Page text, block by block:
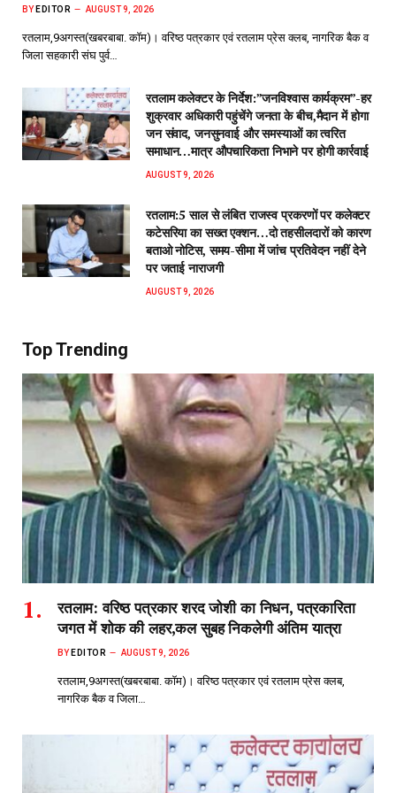
BY EDITOR AUGUST 9, 2026
रतलाम,9अगस्त(खबरबाबा. कॉम)। वरिष्ठ पत्रकार एवं रतलाम प्रेस क्लब, नागरिक बैक व
जिला सहकारी संघ पुर्व…
रतलाम कलेक्टर के निर्देश:”जनविश्वास कार्यक्रम”-हर
शुक्रवार अधिकारी पहुंचेंगे जनता के बीच,मैदान में होगा
जन संवाद, जनसुनवाई और समस्याओं का त्वरित
समाधान…मात्र औपचारिकता निभाने पर होगी कार्रवाई
AUGUST 9, 2026
रतलाम:5 साल से लंबित राजस्व प्रकरणों पर कलेक्टर
कटेसरिया का सख्त एक्शन…दो तहसीलदारों को कारण
बताओ नोटिस, समय-सीमा में जांच प्रतिवेदन नहीं देने
पर जताई नाराजगी
AUGUST 9, 2026
Top Trending
रतलाम: वरिष्ठ पत्रकार शरद जोशी का निधन, पत्रकारिता
जगत में शोक की लहर,कल सुबह निकलेगी अंतिम यात्रा
BY EDITOR AUGUST 9, 2026
रतलाम,9अगस्त(खबरबाबा. कॉम)। वरिष्ठ पत्रकार एवं रतलाम प्रेस क्लब,
नागरिक बैक व जिला…